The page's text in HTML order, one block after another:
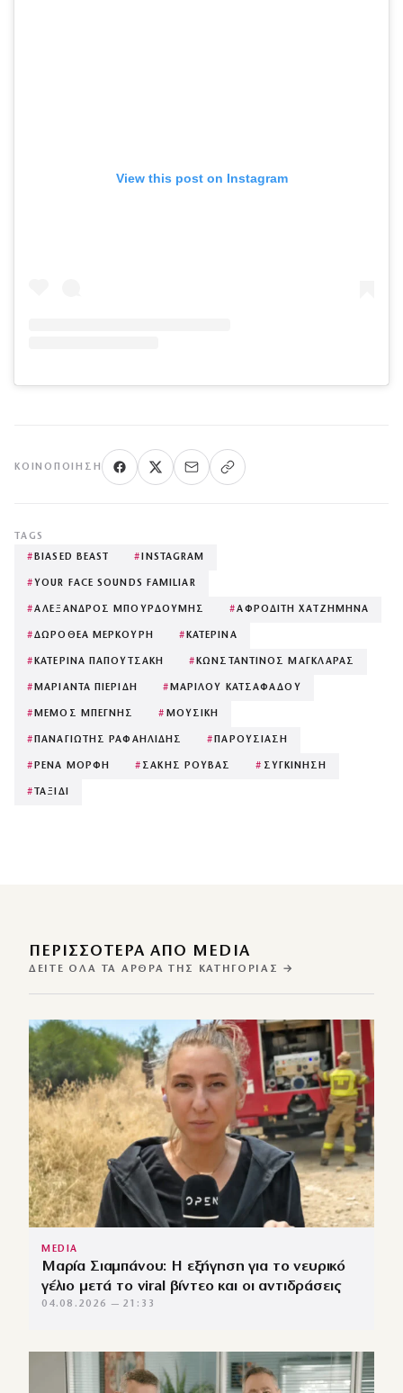
View this post on Instagram
ΚΟΙΝΟΠΟΊΗΣΗ
TAGS
#BIASED BEAST #INSTAGRAM
# YOUR FACE SOUNDS FAMILIAR
#ΑΛΕΞΑΝΔΡΟΣ ΜΠΟΥΡΔΟΥΜΗΣ #ΑΦΡΟΔΙΤΗ ΧΑΤΖΗΜΗΝΑ
#ΔΩΡΟΘΕΑ ΜΕΡΚΟΥΡΗ #ΚΑΤΕΡΙΝΑ
#ΚΑΤΕΡΙΝΑ ΠΑΠΟΥΤΣΑΚΗ #ΚΩΝΣΤΑΝΤΙΝΟΣ ΜΑΓΚΛΑΡΑΣ
#ΜΑΡΙΑΝΤΑ ΠΙΕΡΙΔΗ #ΜΑΡΙΛΟΥ ΚΑΤΣΑΦΑΔΟΥ
#ΜΕΜΟΣ ΜΠΕΓΝΗΣ # ΜΟΥΣΙΚΗ
#ΠΑΝΑΓΙΩΤΗΣ ΡΑΦΑΗΛΙΔΗΣ #ΠΑΡΟΥΣΙΑΣΗ
#ΡΕΝΑ ΜΟΡΦΗ # ΣΑΚΗΣ ΡΟΥΒΑΣ # ΣΥΓΚΙΝΗΣΗ
# ΤΑΞΙΔΙ
ΠΕΡΙΣΣΌΤΕΡΑ ΑΠΌ MEDIA
ΔΕΊΤΕ ΌΛΑ ΤΑ ΆΡΘΡΑ ΤΗΣ ΚΑΤΗΓΟΡΊΑΣ →
MEDIA
Μαρία Σιαμπάνου: Η εξήγηση για το νευρικό
γέλιο μετά το viral βίντεο και οι αντιδράσεις
04.08.2026 — 21:33